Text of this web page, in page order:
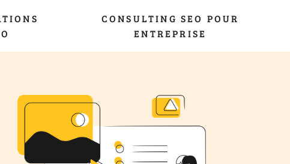
CONSULTING SEO POUR
ENTREPRISE